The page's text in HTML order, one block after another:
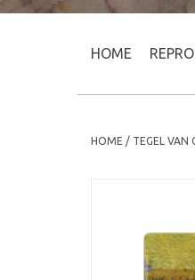
HOME
HOME / TEGEL VAN